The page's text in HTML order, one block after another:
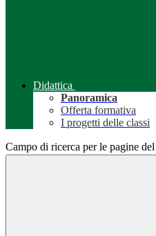
Didattica
Panoramica
Offerta formativa
I progetti delle classi
Campo di ricerca per le pagine